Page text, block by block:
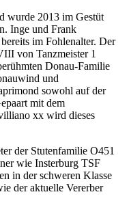
wurde 2013 im Gestüt
Inge und Frank
im Fohlenalter. Der
von Tanzmeister 1
Donau-Familie
und
sowohl auf der
mit dem
xx wird dieses
der Stutenfamilie O451
wie Insterburg TSF
in der schweren Klasse
der aktuelle Vererber